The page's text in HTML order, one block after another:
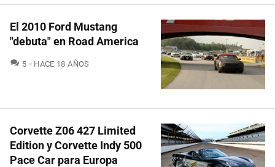
El 2010 Ford Mustang
"debuta" en Road America
5 COMENTARIOS
HACE 18 AÑOS
Corvette Z06 427 Limited
Edition y Corvette Indy 500
Pace Car para Europa